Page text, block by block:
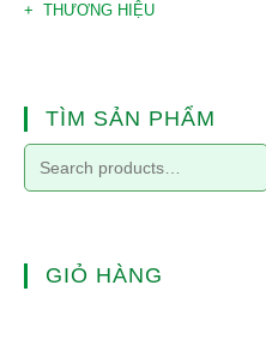
THƯƠNG HIỆU
TÌM SẢN PHẨM
GIỎ HÀNG